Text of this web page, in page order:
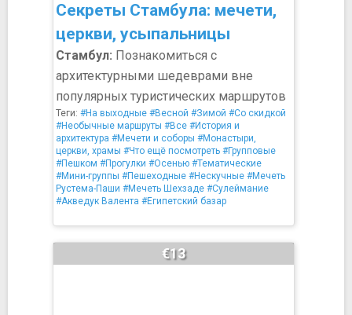
Секреты Стамбула: мечети,
церкви, усыпальницы
Стамбул: Познакомиться с
архитектурными шедеврами вне
популярных туристических маршрутов
Теги: #На выходные #Весной #Зимой #Со скидкой
#Необычные маршруты #Все #История и
архитектура #Мечети и соборы #Монастыри,
церкви, храмы #Что ещё посмотреть #Групповые
#Пешком #Прогулки #Осенью #Тематические
#Мини-группы #Пешеходные #Нескучные #Мечеть
Рустема-Паши #Мечеть Шехзаде #Сулеймание
#Акведук Валента #Египетский базар
€13